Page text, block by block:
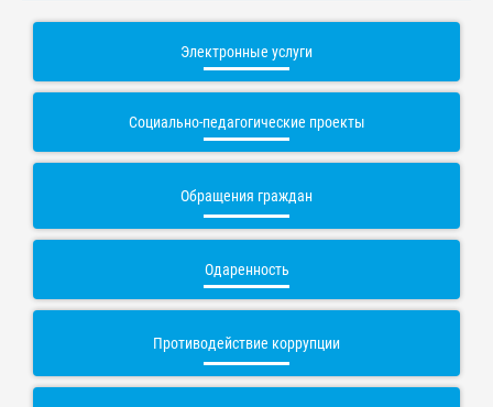
Электронные услуги
Социально-педагогические проекты
Обращения граждан
Одаренность
Противодействие коррупции